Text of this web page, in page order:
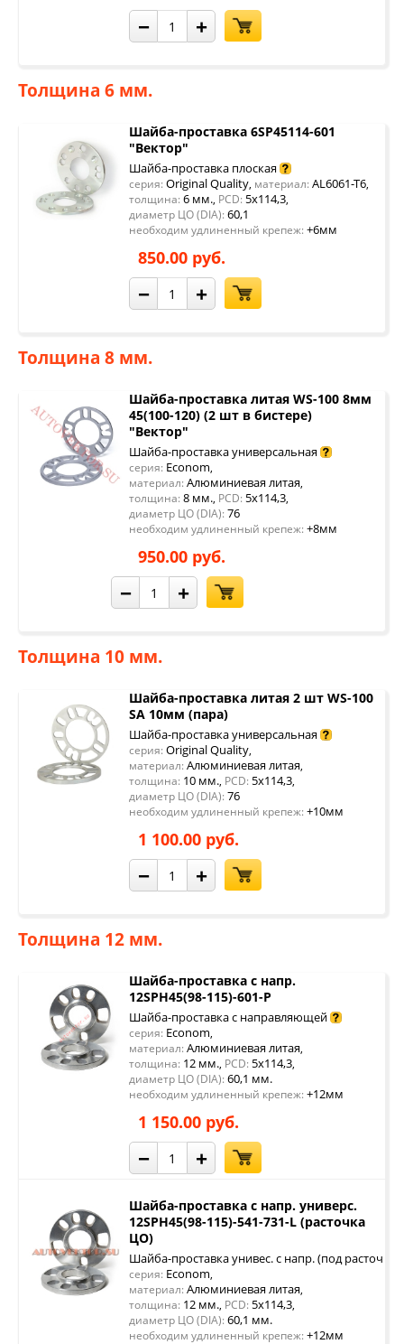
− +
Толщина 6 мм.
Шайба-проставка 6SP45114-601
"Вектор"
Шайба-проставка плоская
серия: Original Quality, материал: AL6061-T6,
толщина: 6 мм., PCD: 5x114,3,
диаметр ЦО (DIA): 60,1
необходим удлиненный крепеж: +6мм
850.00 руб.
− +
Толщина 8 мм.
Шайба-проставка литая WS-100 8мм
45(100-120) (2 шт в бистере)
"Вектор"
Шайба-проставка универсальная
серия: Econom,
материал: Алюминиевая литая,
толщина: 8 мм., PCD: 5x114,3,
диаметр ЦО (DIA): 76
необходим удлиненный крепеж: +8мм
950.00 руб.
− +
Толщина 10 мм.
Шайба-проставка литая 2 шт WS-100
SA 10мм (пара)
Шайба-проставка универсальная
серия: Original Quality,
материал: Алюминиевая литая,
толщина: 10 мм., PCD: 5x114,3,
диаметр ЦО (DIA): 76
необходим удлиненный крепеж: +10мм
1 100.00 руб.
− +
Толщина 12 мм.
Шайба-проставка с напр.
12SPH45(98-115)-601-P
Шайба-проставка с направляющей
серия: Econom,
материал: Алюминиевая литая,
толщина: 12 мм., PCD: 5x114,3,
диаметр ЦО (DIA): 60,1 мм.
необходим удлиненный крепеж: +12мм
1 150.00 руб.
− +
Шайба-проставка с напр. универс.
12SPH45(98-115)-541-731-L (расточка
ЦО)
Шайба-проставка унивес. с напр. (под расточку
серия: Econom,
материал: Алюминиевая литая,
толщина: 12 мм., PCD: 5x114,3,
диаметр ЦО (DIA): 60,1 мм.
необходим удлиненный крепеж: +12мм